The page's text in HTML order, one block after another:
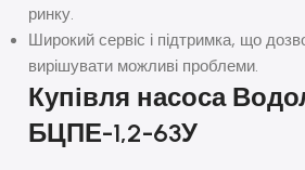
ринку.
Широкий сервіс і підтримка, що
вирішувати можливі проблеми.
Купівля насоса
БЦПЕ-1,2-63У